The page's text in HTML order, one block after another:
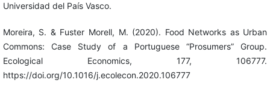
Universidad del País Vasco.
Moreira, S. & Fuster Morell, M. (2020). Food Networks as Urban
Commons: Case Study of a Portuguese “Prosumers” Group.
Ecological Economics, 177, 106777.
https://doi.org/10.1016/j.ecolecon.2020.106777